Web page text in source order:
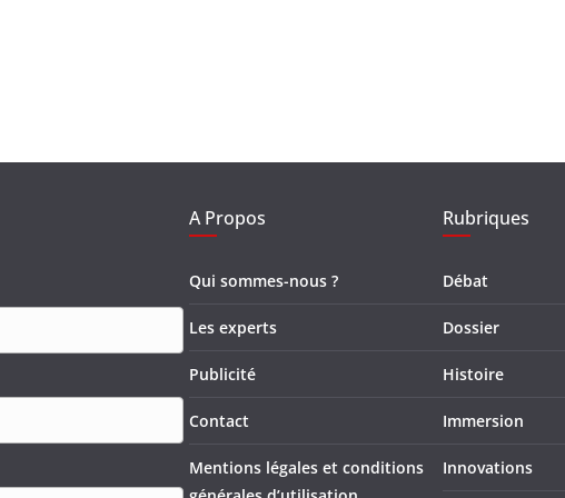
A Propos
Qui sommes-nous ?
Les experts
Publicité
Contact
Mentions légales et conditions
Rubriques
Débat
Dossier
Histoire
Immersion
Innovations